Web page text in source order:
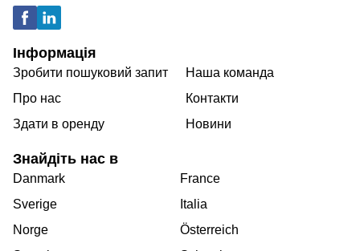
Інформація
Зробити пошуковий запит
Про нас
Здати в оренду
Наша команда
Контакти
Новини
Знайдіть нас в
Danmark
Sverige
Norge
France
Italia
Österreich